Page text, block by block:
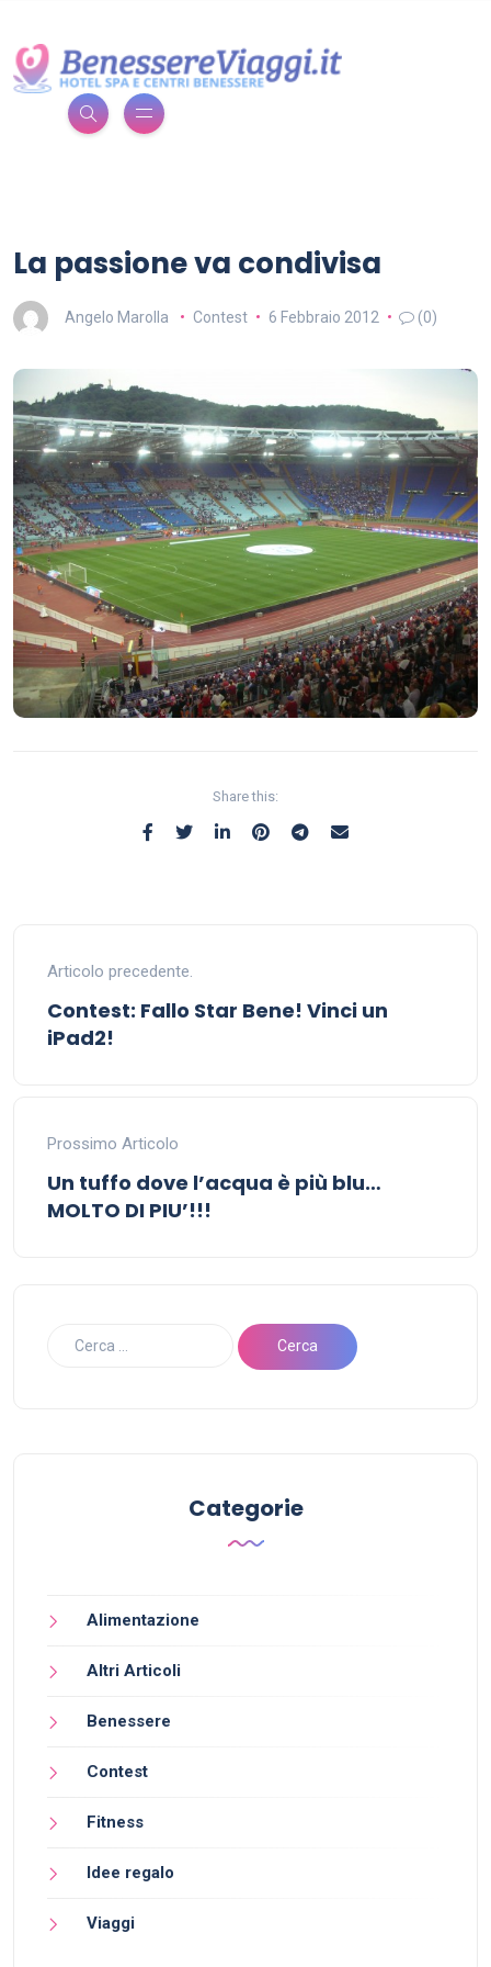
La passione va condivisa
Angelo Marolla Contest 6 Febbraio 2012 (0)
Share this:
Articolo precedente.
Contest: Fallo Star Bene! Vinci un
iPad2!
Prossimo Articolo
Un tuffo dove l’acqua è più blu…
MOLTO DI PIU’!!!
Categorie
Alimentazione
Altri Articoli
Benessere
Contest
Fitness
Idee regalo
Viaggi